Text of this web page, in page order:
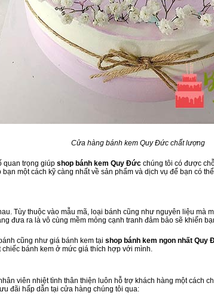
Cửa hàng bánh kem Quy Đức chất lượng
quan trọng giúp shop bánh kem Quy Đức chúng tôi có được
một cách kỹ càng nhất về sản phẩm và dịch vụ để bạn có
Tùy thuộc vào mẫu mã, loại bánh cũng như nguyên liệu mà
đưa ra là vô cùng mềm mỏng cạnh tranh đảm bảo sẽ khiến
cũng như giá bánh kem tại shop bánh kem ngon nhất Quy
bánh kem ở mức giá thích hợp với mình.
viên nhiệt tình thân thiện luôn hỗ trợ khách hàng một cách
đãi hấp dẫn tại cửa hàng chúng tôi qua: